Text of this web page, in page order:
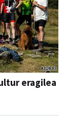
eragilea